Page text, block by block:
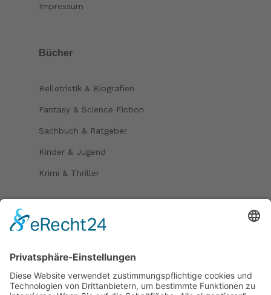
Impressum
Bücher
Belletristik & Biografien
Fantasy & Science Fiction
Sachbuch & Ratgeber
Kinder & Jugend
Krimi & Thriller
Folgen Sie uns auf
Bezahlmöglichkeiten